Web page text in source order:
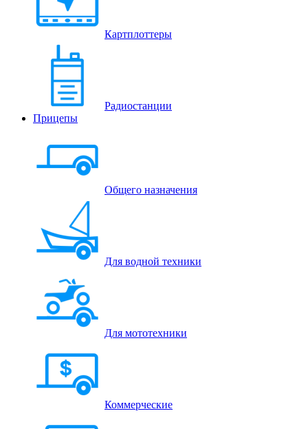
Картплоттеры
Радиостанции
Прицепы
Общего назначения
Для водной техники
Для мототехники
Коммерческие